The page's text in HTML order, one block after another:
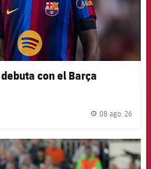
con el Barça
08 ago. 26
FCB Barcelona badge